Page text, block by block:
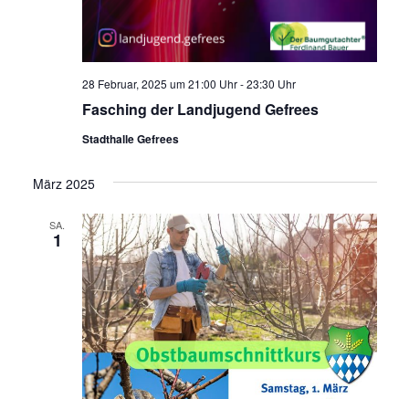
Fasching der Landjugend Gefrees
28 Februar, 2025 um 21:00 Uhr-23:30 Uhr
Stadthalle Gefrees
März 2025
SA.
1